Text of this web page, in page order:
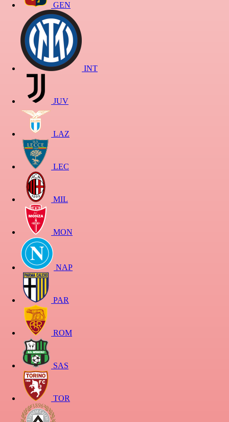
GEN
INT
JUV
LAZ
LEC
MIL
MON
NAP
PAR
ROM
SAS
TOR